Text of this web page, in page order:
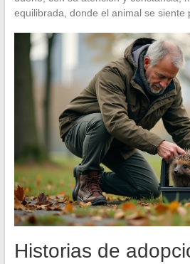
equilibrada, donde el animal se siente
Historias de